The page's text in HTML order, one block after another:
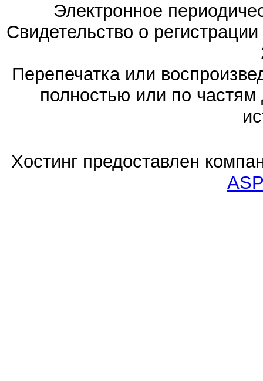
Электронное
Свидетельство о
Перепечатка или
полностью или по частям
Хостинг предоставлен